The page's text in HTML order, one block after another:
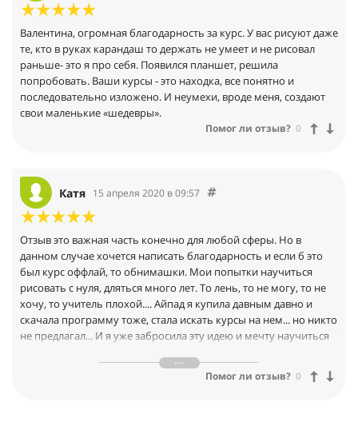
Валентина, огромная благодарность за курс. У вас рисуют даже
те, кто в руках карандаш то держать не умеет и не рисовал
раньше- это я про себя. Появился планшет, решила
попробовать. Ваши курсы - это находка, все понятно и
последовательно изложено. И неумехи, вроде меня, создают
свои маленькие «шедевры».
Помог ли отзыв? 0
Катя 15 апреля 2020 в 09:57
Отзыв это важная часть конечно для любой сферы. Но в
данном случае хочется написать благодарность и если б это
был курс оффлай, то обнимашки. Мои попытки научиться
рисовать с нуля, дляться много лет. То лень, то не могу, то не
хочу, то учитель плохой.... Айпад я купила давным давно и
скачала программу тоже, стала искать курсы на нем... но никто
не предлагал... И я уже забросила эту идею и мечту научиться
уже не знаю как...я вышла на ваш марафон и а потом и на
курсы. Курс Базовый... изменил все. Я наконец то нашла то, что
Помог ли отзыв? 0